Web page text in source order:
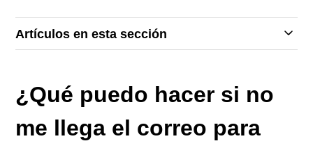
Artículos en esta sección
¿Qué puedo hacer si no
me llega el correo para